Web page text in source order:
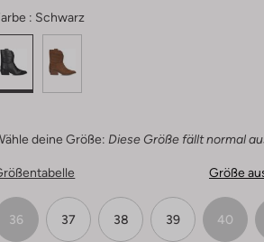
: Schwarz
deine Größe: Diese Größe fällt normal
Größe
36 37 38 39 40